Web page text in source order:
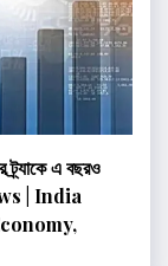
এ বছরও
| India